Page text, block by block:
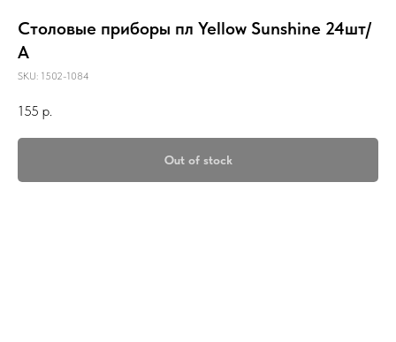
Столовые приборы пл Yellow Sunshine 24шт/
А
SKU: 1502-1084
155 р.
Out of stock